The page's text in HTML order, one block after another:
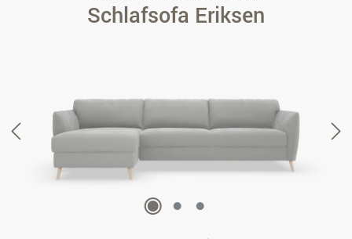
Schlafsofa Eriksen